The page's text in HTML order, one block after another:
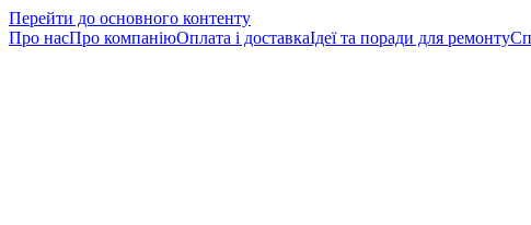
Перейти до основного контенту
Про насПро компаніюОплата і доставкаІдеї та поради для ремонту